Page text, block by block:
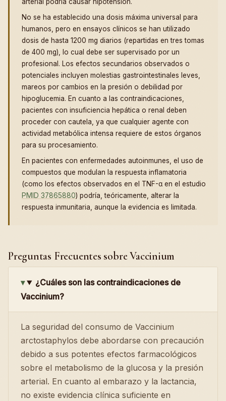
arterial podría causar hipotensión.
No se ha establecido una dosis máxima universal para
humanos, pero en ensayos clínicos se han utilizado
dosis de hasta 1200 mg diarios (repartidas en tres tomas
de 400 mg), lo cual debe ser supervisado por un
profesional. Los efectos secundarios observados o
potenciales incluyen molestias gastrointestinales leves,
mareos por cambios en la presión o debilidad por
hipoglucemia. En cuanto a las contraindicaciones,
pacientes con insuficiencia hepática o renal deben
proceder con cautela, ya que cualquier agente con
actividad metabólica intensa requiere de estos órganos
para su procesamiento.
En pacientes con enfermedades autoinmunes, el uso de
compuestos que modulan la respuesta inflamatoria
(como los efectos observados en el TNF-α en el estudio
PMID 37865880) podría, teóricamente, alterar la
respuesta inmunitaria, aunque la evidencia es limitada.
Preguntas Frecuentes sobre Vaccinium
¿Cuáles son las contraindicaciones de
Vaccinium?
La seguridad del consumo de Vaccinium
arctostaphylos debe abordarse con precaución
debido a sus potentes efectos farmacológicos
sobre el metabolismo de la glucosa y la presión
arterial. En cuanto al embarazo y la lactancia,
no existe evidencia clínica suficiente en